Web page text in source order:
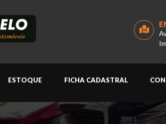
ESTOQUE FICHA CADASTRAL